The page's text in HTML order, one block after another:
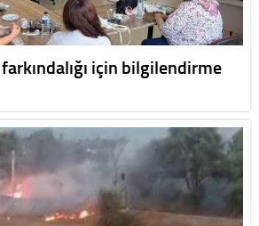
için bilgilendirme